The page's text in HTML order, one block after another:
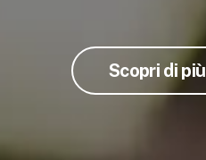
Scopri di più